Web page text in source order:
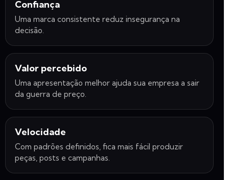
Confiança
Uma marca consistente reduz insegurança na
decisão.
Valor percebido
Uma apresentação melhor ajuda sua empresa a sair
da guerra de preço.
Velocidade
Com padrões definidos, fica mais fácil produzir
peças, posts e campanhas.